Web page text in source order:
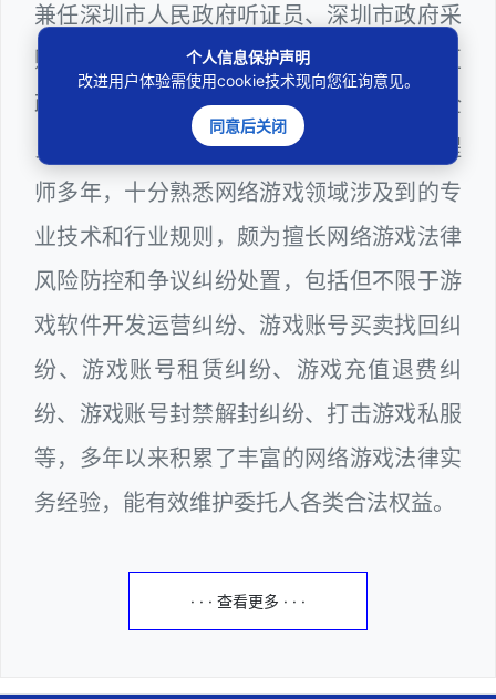
兼任深圳市人民政府听证员、深圳市政府采
购评审专家（法律类），曾担任深圳市某区
政府系统公职律师、计算机信息网络安全
员、WEB前端开发和WEB服务器维护工程
师多年，十分熟悉网络游戏领域涉及到的专
业技术和行业规则，颇为擅长网络游戏法律
风险防控和争议纠纷处置，包括但不限于游
戏软件开发运营纠纷、游戏账号买卖找回纠
纷、游戏账号租赁纠纷、游戏充值退费纠
纷、游戏账号封禁解封纠纷、打击游戏私服
等，多年以来积累了丰富的网络游戏法律实
务经验，能有效维护委托人各类合法权益。
· · · 查看更多 · · ·
个人信息保护声明
改进用户体验需使用cookie技术现向您征询意见。
同意后关闭